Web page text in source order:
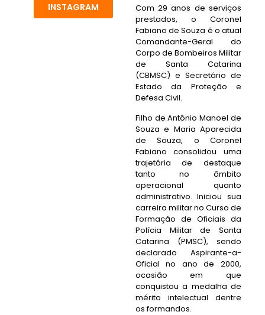
Com 29 anos de serviços
prestados, o Coronel
Fabiano de Souza é o atual
Comandante-Geral do
Corpo de Bombeiros Militar
de Santa Catarina
(CBMSC) e Secretário de
Estado da Proteção e
Defesa Civil.
Filho de Antônio Manoel de
Souza e Maria Aparecida
de Souza, o Coronel
Fabiano consolidou uma
trajetória de destaque
tanto no âmbito
operacional quanto
administrativo. Iniciou sua
carreira militar no Curso de
Formação de Oficiais da
Polícia Militar de Santa
Catarina (PMSC), sendo
declarado Aspirante-a-
Oficial no ano de 2000,
ocasião em que
conquistou a medalha de
mérito intelectual dentre
os formandos.
INSTAGRAM